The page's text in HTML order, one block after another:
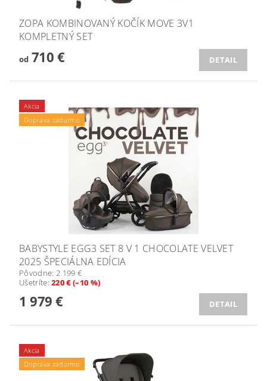
ZOPA KOMBINOVANÝ KOČÍK MOVE 3V1
KOMPLETNÝ SET
od710 € DETAIL
Akcia
Doprava zadarmo
BABYSTYLE EGG3 SET 8 V 1 CHOCOLATE VELVET
2025 ŠPECIÁLNA EDÍCIA
Pôvodne: 2 199 €
Ušetríte:220 € (–10 %)
1 979 € DETAIL
Akcia
Doprava zadarmo